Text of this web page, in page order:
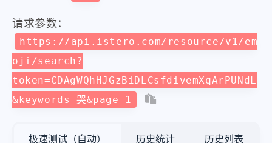
请求参数：
https://api.istero.com/resource/v1/em
oji/search?
token=CDAgWQhHJGzBiDLCsfdivemXqArPUNdL
&keywords=哭&page=1
极速测试（自动） 历史统计 历史列表